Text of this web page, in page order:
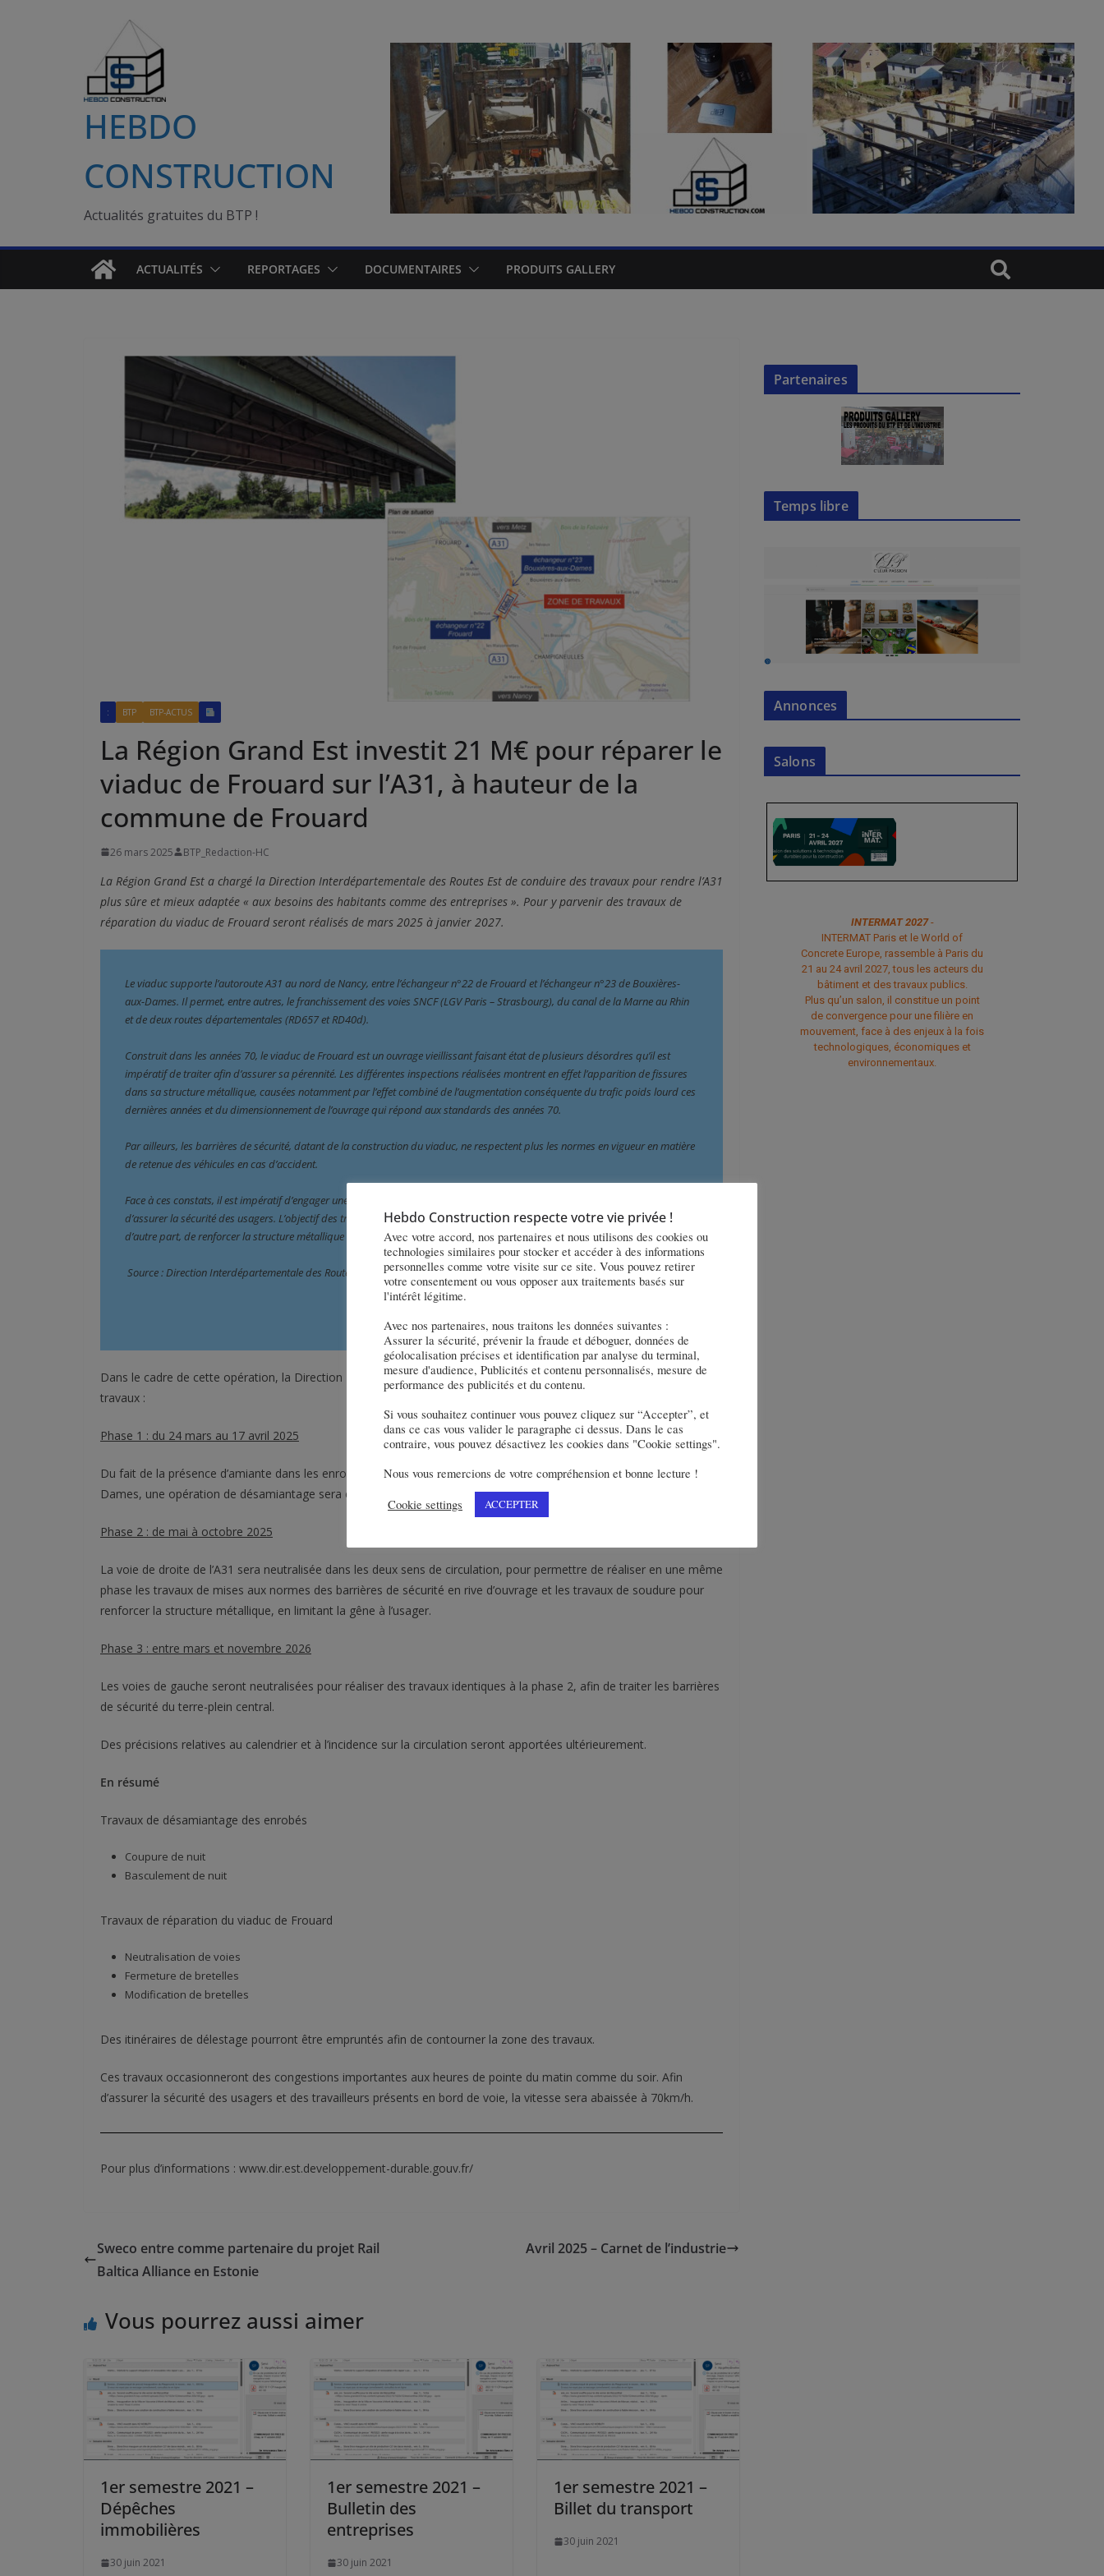
HEBDO
CONSTRUCTION
Actualités gratuites du BTP !
ACTUALITÉS REPORTAGES DOCUMENTAIRES PRODUITS GALLERY
: BTP BTP-ACTUS
La Région Grand Est investit 21 M€ pour réparer le
viaduc de Frouard sur l’A31, à hauteur de la
commune de Frouard
26 mars 2025 BTP_Redaction-HC
La Région Grand Est a chargé la Direction Interdépartementale des Routes Est de conduire des travaux pour rendre l’A31
plus sûre et mieux adaptée « aux besoins des habitants comme des entreprises ». Pour y parvenir des travaux de
réparation du viaduc de Frouard seront réalisés de mars 2025 à janvier 2027.
Le viaduc supporte l’autoroute A31 au nord de Nancy, entre l’échangeur n°22 de Frouard et l’échangeur n°23 de Bouxières-
aux-Dames. Il permet, entre autres, le franchissement des voies SNCF (LGV Paris – Strasbourg), du canal de la Marne au Rhin
et de deux routes départementales (RD657 et RD40d).
Construit dans les années 70, le viaduc de Frouard est un ouvrage vieillissant faisant état de plusieurs désordres qu’il est
impératif de traiter afin d’assurer sa pérennité. Les différentes inspections réalisées montrent en effet l’apparition de fissures
dans sa structure métallique, causées notamment par l’effet combiné de l’augmentation conséquente du trafic poids lourd ces
dernières années et du dimensionnement de l’ouvrage qui répond aux standards des années 70.
Par ailleurs, les barrières de sécurité, datant de la construction du viaduc, ne respectent plus les normes en vigueur en matière
de retenue des véhicules en cas d’accident.
Face à ces constats, il est impératif d’engager une réhabilitation complète de l’ouvrage afin de garantir sa pérennité et
d’assurer la sécurité des usagers. L’objectif des travaux est double : d’une part, traiter l’ensemble des désordres identifiés,
d’autre part, de renforcer la structure métallique afin de prévenir l’apparition de nouvelles fissures.
Source : Direction Interdépartementale des Routes Est (DIR Est)
Dans le cadre de cette opération, la Direction Interdépartementale des Routes Est (DIR Est) va procéder, à plusieurs
travaux :
Phase 1 : du 24 mars au 17 avril 2025
Du fait de la présence d’amiante dans les enrobés, entre les échangeurs n°22 de Frouard et n°23 de Bouxières-aux-
Dames, une opération de désamiantage sera exécutée avant le démarrage des travaux de réparation du viaduc.
Phase 2 : de mai à octobre 2025
La voie de droite de l’A31 sera neutralisée dans les deux sens de circulation, pour permettre de réaliser en une même
phase les travaux de mises aux normes des barrières de sécurité en rive d’ouvrage et les travaux de soudure pour
renforcer la structure métallique, en limitant la gêne à l’usager.
Phase 3 : entre mars et novembre 2026
Les voies de gauche seront neutralisées pour réaliser des travaux identiques à la phase 2, afin de traiter les barrières
de sécurité du terre-plein central.
Des précisions relatives au calendrier et à l’incidence sur la circulation seront apportées ultérieurement.
En résumé
Travaux de désamiantage des enrobés
Coupure de nuit
Basculement de nuit
Travaux de réparation du viaduc de Frouard
Neutralisation de voies
Fermeture de bretelles
Modification de bretelles
Des itinéraires de délestage pourront être empruntés afin de contourner la zone des travaux.
Ces travaux occasionneront des congestions importantes aux heures de pointe du matin comme du soir. Afin
d’assurer la sécurité des usagers et des travailleurs présents en bord de voie, la vitesse sera abaissée à 70km/h.
Pour plus d’informations : www.dir.est.developpement-durable.gouv.fr/
Sweco entre comme partenaire du projet Rail
Baltica Alliance en Estonie
Avril 2025 – Carnet de l’industrie
Vous pourrez aussi aimer
1er semestre 2021 –
Dépêches
immobilières
30 juin 2021
1er semestre 2021 –
Bulletin des
entreprises
30 juin 2021
1er semestre 2021 –
Billet du transport
30 juin 2021
Partenaires
Temps libre
Annonces
Salons
INTERMAT 2027-
INTERMAT Paris et le World of
Concrete Europe, rassemble à Paris du
21 au 24 avril 2027, tous les acteurs du
bâtiment et des travaux publics.
Plus qu’un salon, il constitue un point
de convergence pour une filière en
mouvement, face à des enjeux à la fois
technologiques, économiques et
environnementaux.
Hebdo Construction respecte votre vie privée !
Avec votre accord, nos partenaires et nous utilisons des cookies ou
technologies similaires pour stocker et accéder à des informations
personnelles comme votre visite sur ce site. Vous pouvez retirer
votre consentement ou vous opposer aux traitements basés sur
l'intérêt légitime.
Avec nos partenaires, nous traitons les données suivantes :
Assurer la sécurité, prévenir la fraude et déboguer, données de
géolocalisation précises et identification par analyse du terminal,
mesure d'audience, Publicités et contenu personnalisés, mesure de
performance des publicités et du contenu.
Si vous souhaitez continuer vous pouvez cliquez sur “Accepter”, et
dans ce cas vous valider le paragraphe ci dessus. Dans le cas
contraire, vous pouvez désactivez les cookies dans "Cookie settings".
Nous vous remercions de votre compréhension et bonne lecture !
Cookie settings
ACCEPTER